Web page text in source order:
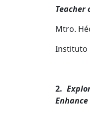
Teacher
Mtro.
Instituto
2.